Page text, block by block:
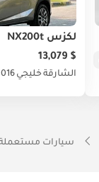
لكزس NX200t
$ 13,079
الشارقة خليجي
سيارات